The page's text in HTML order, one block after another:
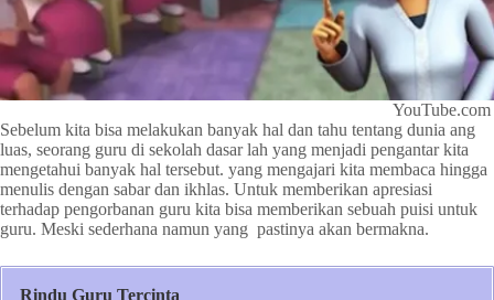
YouTube.com
Sebelum kita bisa melakukan banyak hal dan tahu tentang dunia ang
luas, seorang guru di sekolah dasar lah yang menjadi pengantar kita
mengetahui banyak hal tersebut. yang mengajari kita membaca hingga
menulis dengan sabar dan ikhlas. Untuk memberikan apresiasi
terhadap pengorbanan guru kita bisa memberikan sebuah puisi untuk
guru. Meski sederhana namun yang pastinya akan bermakna.
Rindu Guru Tercinta